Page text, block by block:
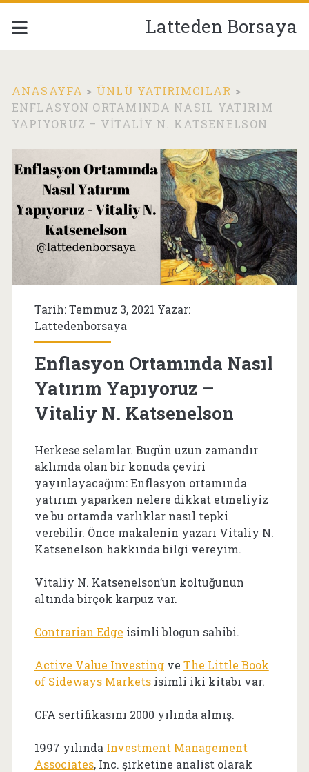
Latteden Borsaya
ANASAYFA > ÜNLÜ YATIRIMCILAR >
ENFLASYON ORTAMINDA NASIL YATIRIM
YAPIYORUZ – VITALIY N. KATSENELSON
Tarih: Temmuz 3, 2021 Yazar:
Lattedenborsaya
Enflasyon Ortamında Nasıl
Yatırım Yapıyoruz –
Vitaliy N. Katsenelson
Herkese selamlar. Bugün uzun zamandır
aklımda olan bir konuda çeviri
yayınlayacağım: Enflasyon ortamında
yatırım yaparken nelere dikkat etmeliyiz
ve bu ortamda varlıklar nasıl tepki
verebilir. Önce makalenin yazarı Vitaliy N.
Katsenelson hakkında bilgi vereyim.
Vitaliy N. Katsenelson’un koltuğunun
altında birçok karpuz var.
Contrarian Edge isimli blogun sahibi.
Active Value Investingve The Little Book
of Sideways Marketsisimli iki kitabı var.
CFA sertifikasını 2000 yılında almış.
1997 yılında Investment Management
Associates, Inc. şirketine analist olarak